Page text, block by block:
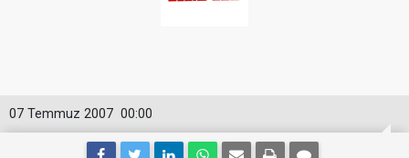
00:00
07 Temmuz 2007